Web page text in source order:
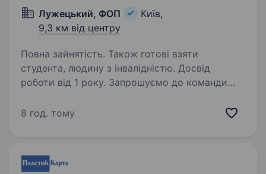
Лужецький, ФОП
Київ,
9,3 км від центру
Повна зайнятість. Також готові взяти
студента, людину з інвалідністю. Досвід
роботи від 1 року. Запрошуємо до команди
ми шукаємо Менеджера по роботі з клієнтами
та допомагати їм знаходити…
8 год. тому